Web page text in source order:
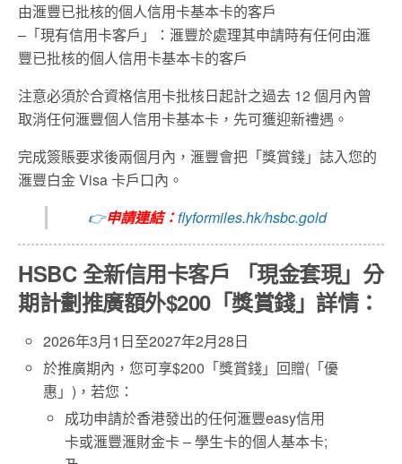
由滙豐已批核的個人信用卡基本卡的客戶
– 「現有信用卡客戶」：滙豐於處理其申請時有任何由滙
豐已批核的個人信用卡基本卡的客戶
注意必須於合資格信用卡批核日起計之過去 12 個月內曾
取消任何滙豐個人信用卡基本卡，先可獲迎新禮遇。
完成簽賬要求後兩個月內， 滙豐會把「獎賞錢」誌入您的
滙豐白金 Visa 卡戶口內。
👉申請連結：flyformiles.hk/hsbc.gold
HSBC全新信用卡客戶 「現金套現」 分
期計劃推廣額外$200「獎賞錢」 詳情：
2026年3月1日至2027年2月28日
於推廣期內，您可享$200「獎賞錢」回贈(「優
惠」)，若您：
成功申請於香港發出的任何滙豐easy信用
卡或滙豐滙財金卡 – 學生卡的個人基本卡;